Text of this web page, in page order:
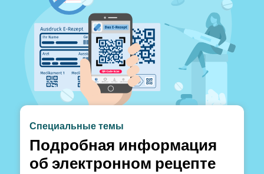
Специальные темы
Подробная информация
об электронном рецепте